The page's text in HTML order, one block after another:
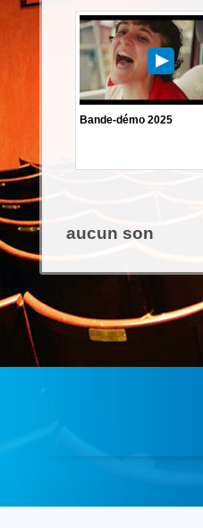
Bande-démo 2025
aucun son